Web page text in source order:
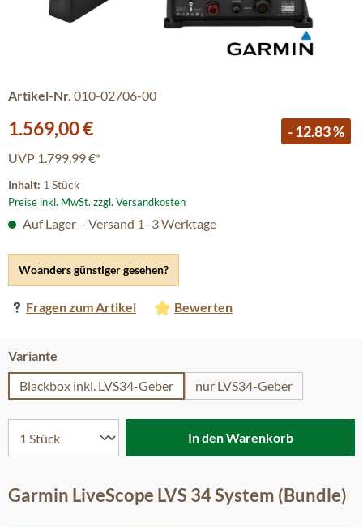
Artikel-Nr. 010-02706-00
Verkaufspreis:
1.569,00 € - 12.83 %
UVP 1.799,99 €*
Inhalt: 1 Stück
Preise inkl. MwSt. zzgl. Versandkosten
Woanders günstiger gesehen?
Fragen zum Artikel Bewerten
Auf Lager – Versand 1–3 Werktage
Variante
Blackbox inkl. LVS34-Geber
nur LVS34-Geber
In den Warenkorb
Garmin LiveScope LVS 34 System (Bundle)